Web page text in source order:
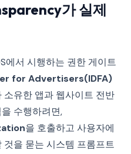
가 실제
에서 시행하는 권한 게이트
for Advertisers(IDFA)
유한 앱과 웹사이트 전반
수행하려면,
을 호출하고 사용자에
을 묻는 시스템 프롬프트